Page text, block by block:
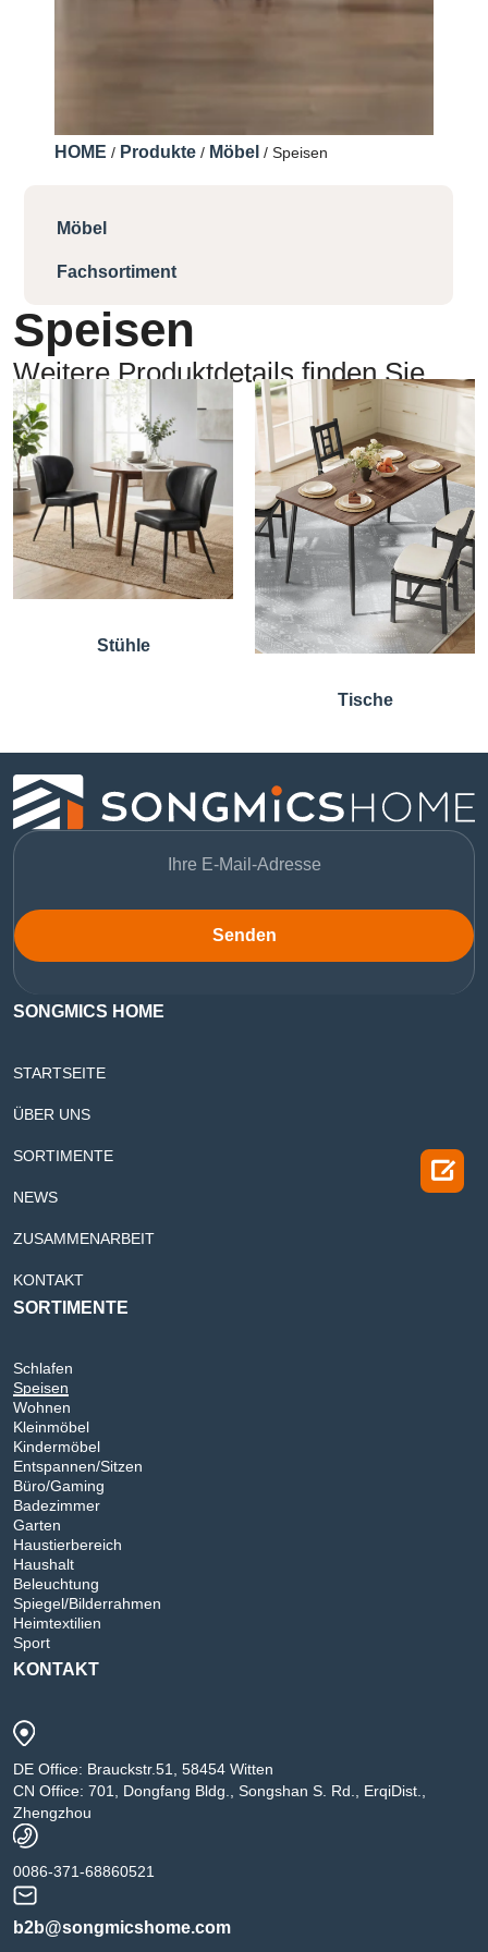
HOME / Produkte / Möbel / Speisen
Möbel
Fachsortiment
Speisen
Weitere Produktdetails finden Sie
hier:
Stühle
Tische
Senden
SONGMICS HOME
STARTSEITE
ÜBER UNS
SORTIMENTE
NEWS
ZUSAMMENARBEIT
KONTAKT
SORTIMENTE
Schlafen
Speisen
Wohnen
Kleinmöbel
Kindermöbel
Entspannen/Sitzen
Büro/Gaming
Badezimmer
Garten
Haustierbereich
Haushalt
Beleuchtung
Spiegel/Bilderrahmen
Heimtextilien
Sport
KONTAKT
DE Office: Brauckstr.51, 58454 Witten
CN Office: 701, Dongfang Bldg., Songshan S. Rd., ErqiDist.,
Zhengzhou
0086-371-68860521
b2b@songmicshome.com
